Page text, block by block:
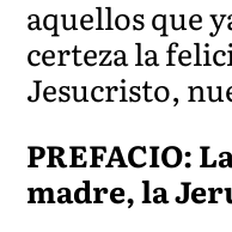
aquellos que
certeza la
Jesucristo,
PREFACIO:
madre, la